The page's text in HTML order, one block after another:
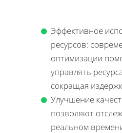
Эффективное
ресурсов:
оптимизации
управлять
сокращая
Улучшение
позволяют
реальном